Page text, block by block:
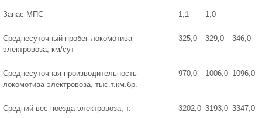
Запас МПС 1,1 1,0
Среднесуточный пробег локомотива
электровоза, км/сут
325,0 329,0 346,0
Среднесуточная производительность
локомотива электровоза, тыс.т.км.бр.
970,0 1006,0 1096,0
Средний вес поезда электровоза, т. 3202,0 3193,0 3347,0